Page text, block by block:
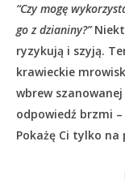
“Czy mogę
go z dzianiny?”
ryzykują i szyją.
krawieckie
wbrew
odpowiedź brzmi
Pokażę Ci tylko na